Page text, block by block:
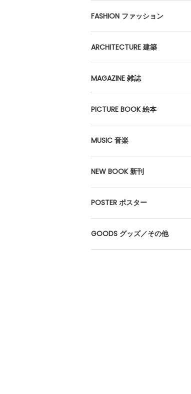
FASHION ファッション
ARCHITECTURE 建築
MAGAZINE 雑誌
PICTURE BOOK 絵本
MUSIC 音楽
NEW BOOK 新刊
POSTER ポスター
GOODS グッズ／その他